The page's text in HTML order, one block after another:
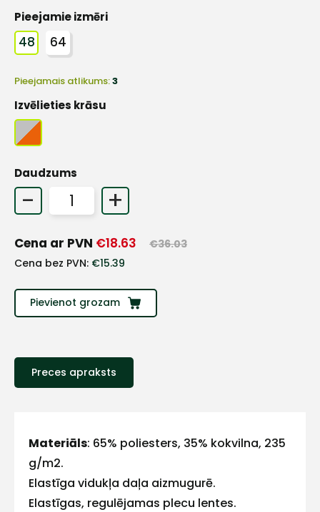
Pieejamie izmēri
48 64
Pieejamais atlikums:3
Izvēlieties krāsu
Daudzums
- +
Cena ar PVN €18.63 €36.03
Cena bez PVN: €15.39
Pievienot grozam
Preces apraksts
Materiāls: 65% poliesters, 35% kokvilna, 235
g/m2.
Elastīga vidukļa daļa aizmugurē.
Elastīgas, regulējamas plecu lentes.
Sazinies
E-pasts
+